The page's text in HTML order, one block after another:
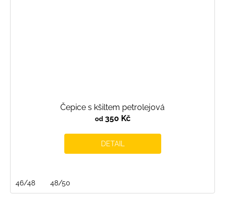
Čepice s kšiltem petrolejová
od350 Kč
DETAIL
46/48 48/50